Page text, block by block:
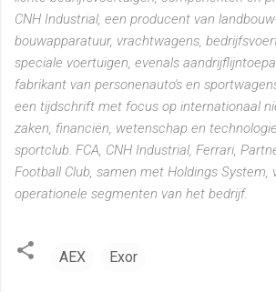
CNH Industrial, een producent van
bouwapparatuur, vrachtwagens,
speciale voertuigen, evenals
fabrikant van personenauto's en
een tijdschrift met focus op internationaal
zaken, financiën, wetenschap en
sportclub. FCA, CNH Industrial, Ferrari,
Football Club, samen met Holdings System,
operationele segmenten van het bedrijf.
AEX Exor